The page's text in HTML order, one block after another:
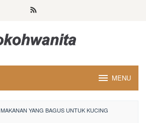
MENU
MAKANAN YANG BAGUS UNTUK KUCING